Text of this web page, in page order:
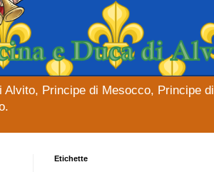
Principe di Mesocco, Principe di
Etichette